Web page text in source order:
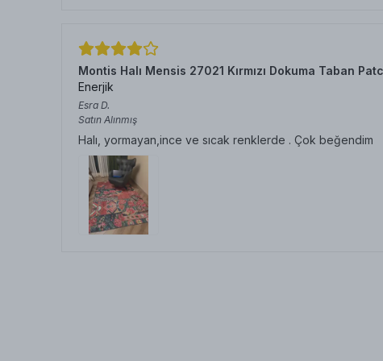
Montis Halı Mensis 27021 Kırmızı Dokuma Taban
Enerjik
Esra D.
Satın Alınmış
Halı, yormayan,ince ve sıcak renklerde . Çok beğendim